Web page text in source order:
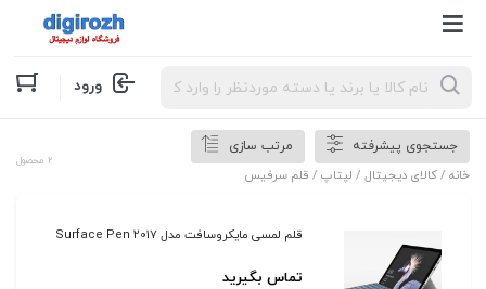
Products
search ورود
جستجوی پیشرفته
مرتب سازی
خانه /کالای دیجیتال / لپتاپ / قلم سرفیس
2 محصول
قلم لمسی مایکروسافت مدل Surface Pen 2017
تماس بگیرید